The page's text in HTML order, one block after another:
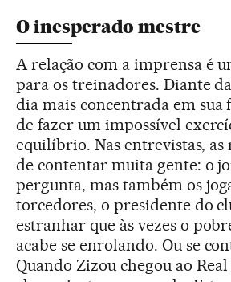
O inesperado mestre
A relação com a imprensa é
para os treinadores. Diante
dia mais concentrada em sua
de fazer um impossível
equilíbrio. Nas entrevistas, as
de contentar muita gente: o
pergunta, mas também os
torcedores, o presidente do
estranhar que às vezes o
acabe se enrolando. Ou se
Quando Zizou chegou ao